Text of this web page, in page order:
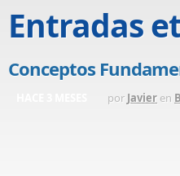
Entradas
Conceptos
por Javier en